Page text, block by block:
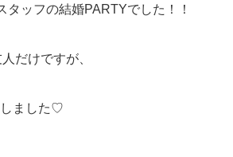
ッフの結婚PARTYでした！！
だけですが、
しました♡